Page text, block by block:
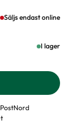
Säljs endast online
I lager